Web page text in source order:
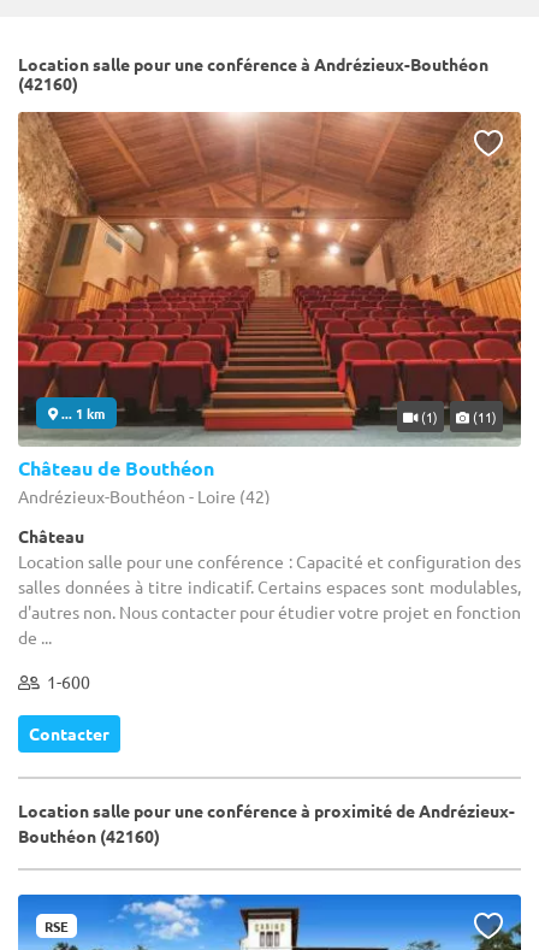
Location salle pour une conférence à Andrézieux-Bouthéon
(42160)
... 1 km (1) (11)
Château de Bouthéon
Andrézieux-Bouthéon - Loire (42)
Château
Location salle pour une conférence : Capacité et configuration des
salles données à titre indicatif. Certains espaces sont modulables,
d'autres non. Nous contacter pour étudier votre projet en fonction
de ...
1-600
Contacter
Location salle pour une conférence à proximité de Andrézieux-
Bouthéon (42160)
RSE